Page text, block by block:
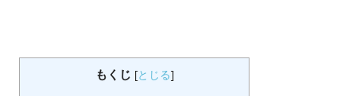
もくじ [とじる]